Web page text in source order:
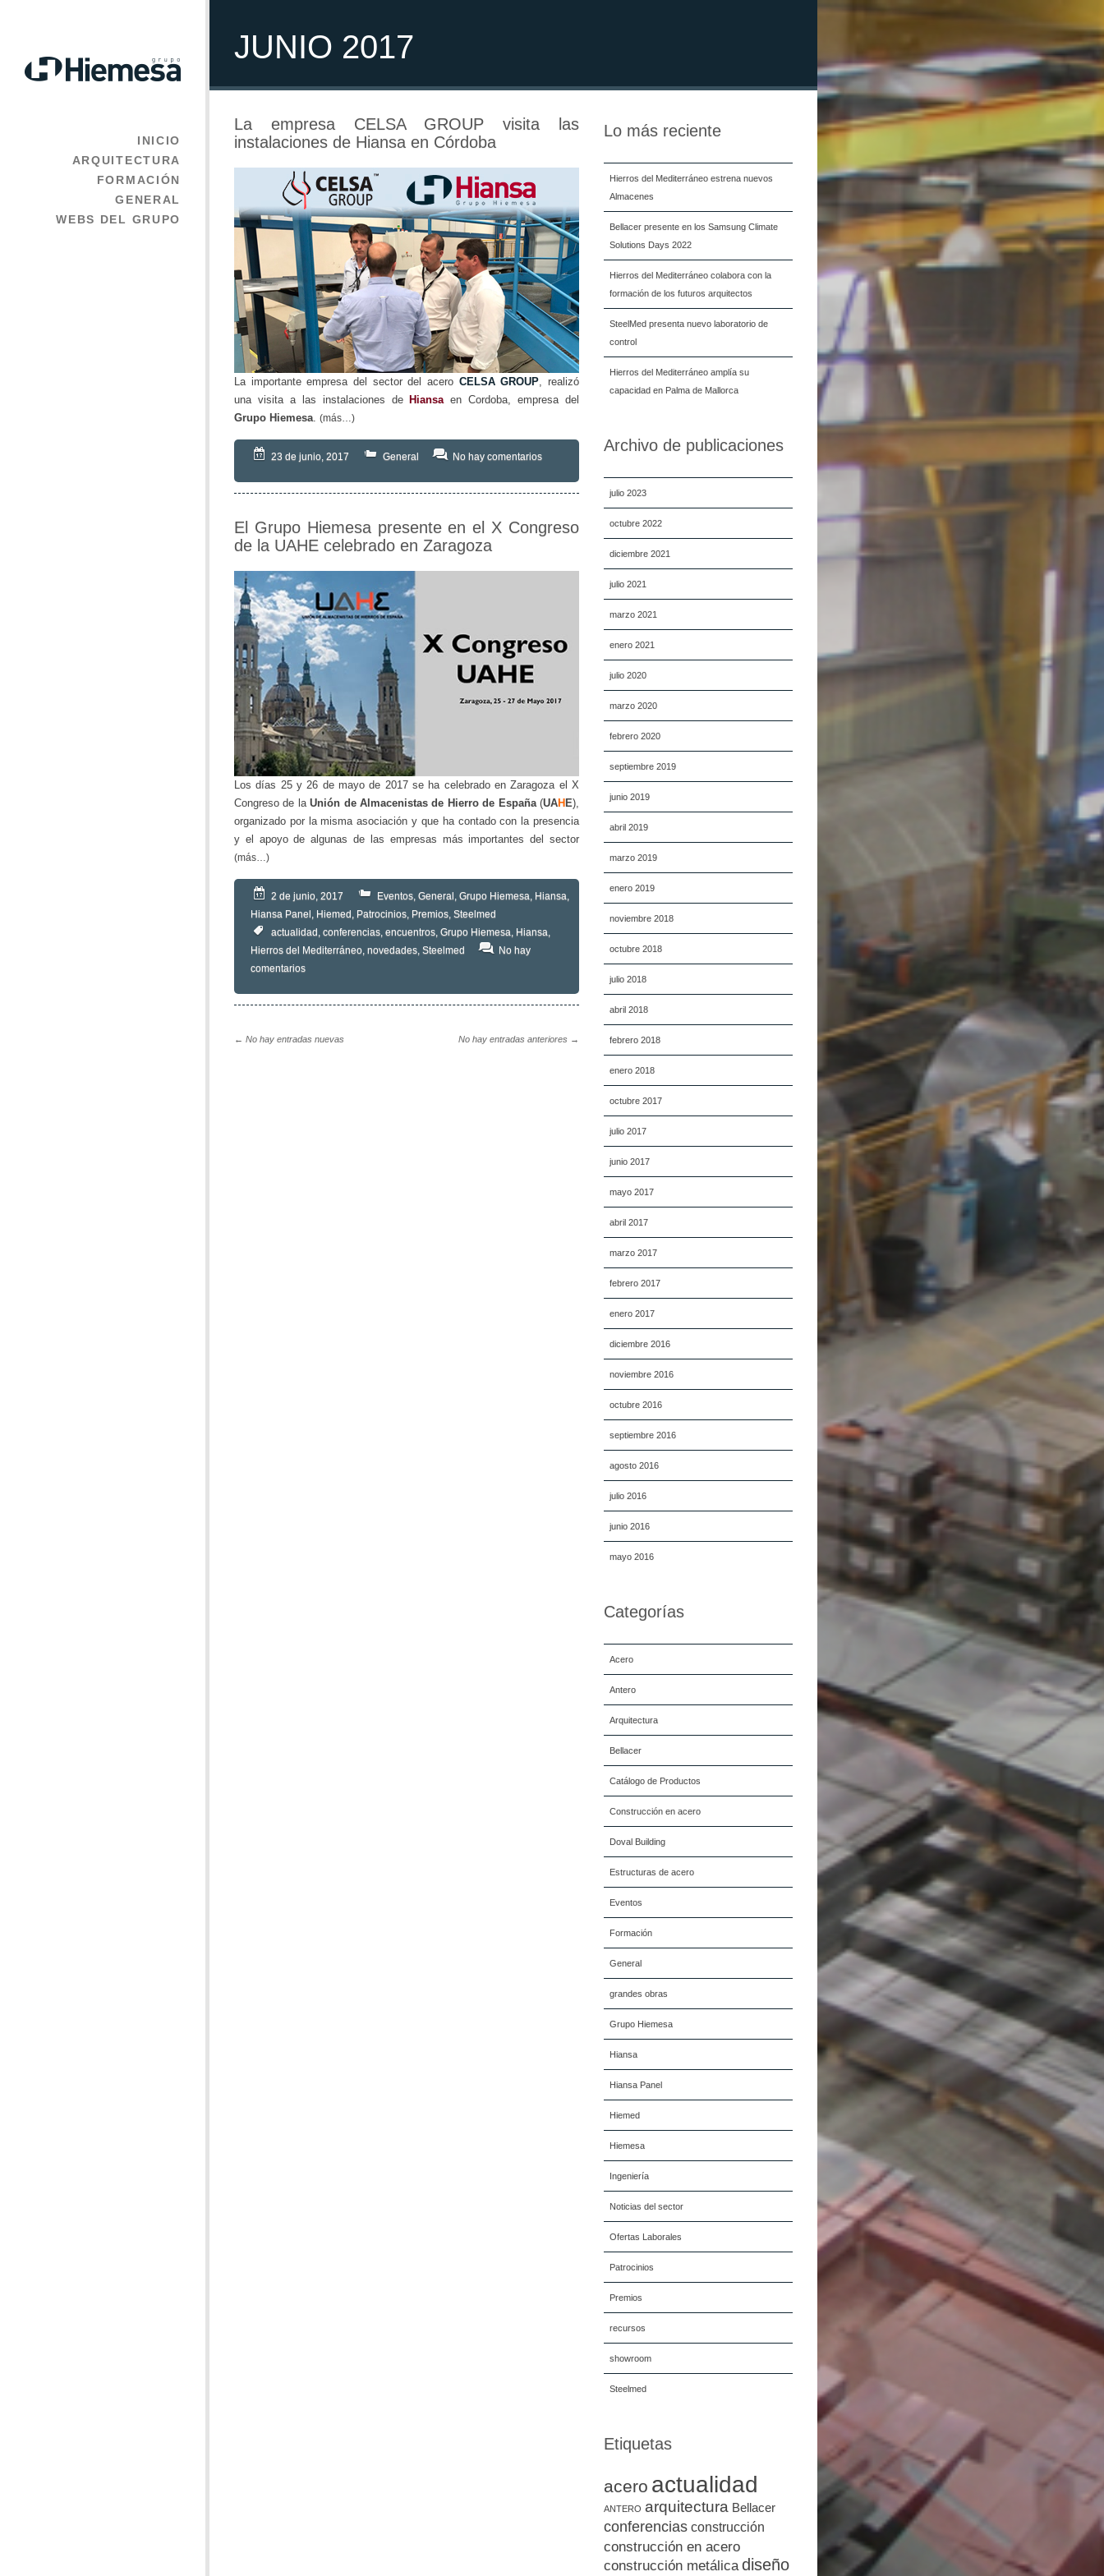
INICIO
ARQUITECTURA
FORMACIÓN
GENERAL
WEBS DEL GRUPO
JUNIO 2017
Lo más reciente
Hierros del Mediterráneo estrena nuevos
Almacenes
Bellacer presente en los Samsung Climate
Solutions Days 2022
Hierros del Mediterráneo colabora con la
formación de los futuros arquitectos
SteelMed presenta nuevo laboratorio de
control
Hierros del Mediterráneo amplía su
capacidad en Palma de Mallorca
Archivo de publicaciones
julio 2023
octubre 2022
diciembre 2021
julio 2021
marzo 2021
enero 2021
julio 2020
marzo 2020
febrero 2020
septiembre 2019
junio 2019
abril 2019
marzo 2019
enero 2019
noviembre 2018
octubre 2018
julio 2018
abril 2018
febrero 2018
enero 2018
octubre 2017
julio 2017
junio 2017
mayo 2017
abril 2017
marzo 2017
febrero 2017
enero 2017
diciembre 2016
noviembre 2016
octubre 2016
septiembre 2016
agosto 2016
julio 2016
junio 2016
mayo 2016
Categorías
Acero
Antero
Arquitectura
Bellacer
Catálogo de Productos
Construcción en acero
Doval Building
Estructuras de acero
Eventos
Formación
General
grandes obras
Grupo Hiemesa
Hiansa
Hiansa Panel
Hiemed
Hiemesa
Ingeniería
Noticias del sector
Ofertas Laborales
Patrocinios
Premios
recursos
showroom
Steelmed
Etiquetas
acero actualidad
ANTERO arquitectura Bellacer
conferencias construcción
construcción en acero
construcción metálica diseño
La empresa CELSA GROUP visita las
instalaciones de Hiansa en Córdoba
La importante empresa del sector del acero CELSA GROUP, realizó
una visita a las instalaciones de Hiansaen Cordoba, empresa del
Grupo Hiemesa. (más…)
23 de junio, 2017 General No hay comentarios
El Grupo Hiemesa presente en el X Congreso
de la UAHE celebrado en Zaragoza
Los días 25 y 26 de mayo de 2017 se ha celebrado en Zaragoza el X
Congreso de laUnión de Almacenistas de Hierro de España(UAH E),
organizado por la misma asociación y que ha contado con la presencia
y el apoyo de algunas de las empresas más importantes del sector
(más…)
2 de junio, 2017 Eventos, General , Grupo Hiemesa, Hiansa,
Hiansa Panel , Hiemed , Patrocinios, Premios, Steelmed
actualidad , conferencias, encuentros, Grupo Hiemesa, Hiansa,
Hierros del Mediterráneo, novedades, Steelmed
No hay
comentarios
No hay entradas anteriores →
← No hay entradas nuevas